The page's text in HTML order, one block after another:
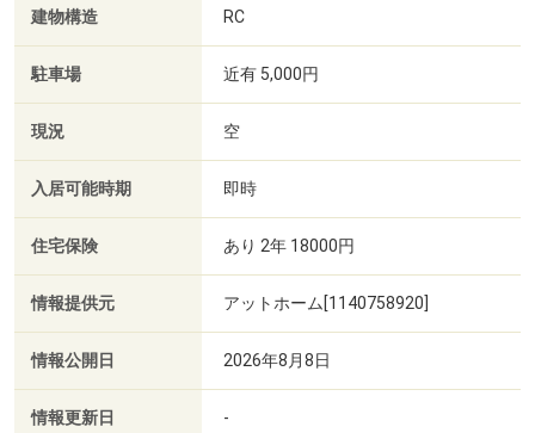
建物構造 RC
駐車場 近有 5,000円
現況 空
入居可能時期 即時
住宅保険 あり 2年 18000円
情報提供元 アットホーム[1140758920]
情報公開日 2026年8月8日
情報更新日 -